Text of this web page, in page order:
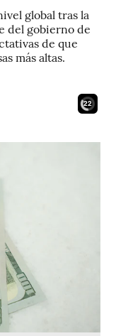
global tras la
del gobierno de
de que
más altas.
20